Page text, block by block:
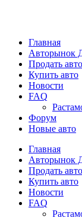
Главная
Авторынок
Продать авто
Купить авто
Новости
FAQ
Форум
Новые авто
Главная
Авторынок
Продать авто
Купить авто
Новости
FAQ